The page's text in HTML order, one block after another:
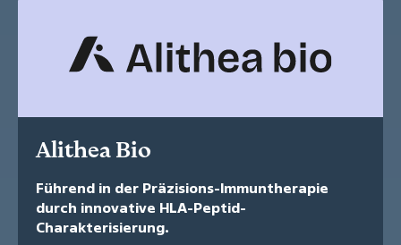
Alithea Bio
Führend in der Präzisions-Immuntherapie
durch innovative HLA-Peptid-
Charakterisierung.